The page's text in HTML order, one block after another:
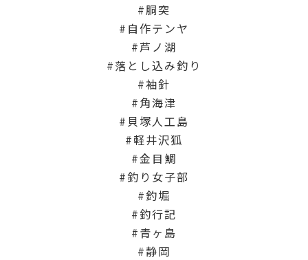
胴突
自作テンヤ
芦ノ湖
落とし込み釣り
袖針
角海津
貝塚人工島
軽井沢狐
金目鯛
釣り女子部
釣堀
釣行記
青ヶ島
静岡